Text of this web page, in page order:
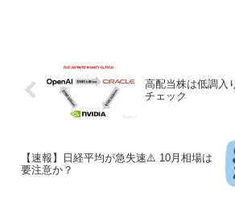
高配当株は低調入
チェック
【速報】日経平均が急失速⚠️ 10月相場は
要注意か？